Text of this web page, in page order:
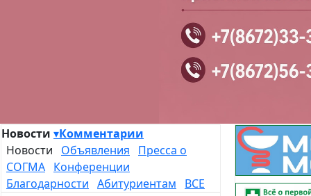
Новости ▾Комментарии
Новости Объявления
Пресса о
СОГМА Конференции
Благодарности Абитуриентам
ВСЕ